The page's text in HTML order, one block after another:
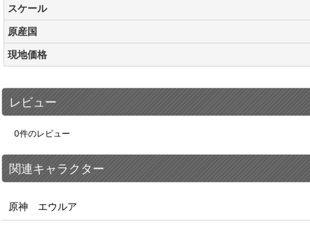
スケール
原産国
現地価格
レビュー
0件のレビュー
関連キャラクター
原神 エウルア